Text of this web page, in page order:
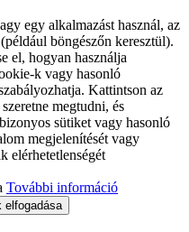
egy alkalmazást használ, az
böngészőn keresztül).
el, hogyan használja
k vagy hasonló
Kattintson az
megtudni, és
sütiket vagy hasonló
megjelenítését vagy
elérhetetlenségét
További információ
elfogadása